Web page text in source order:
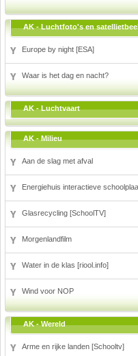
AK - Luchtfoto's en
Europe by night [ESA]
Waar is het dag en nacht?
AK - Luchtvaart
AK - Milieu
Aan de slag met afval
Energiehuis interactieve
Glasrecycling [SchoolTV]
Morgenlandfilm
Water in de klas [riool.info]
Wind voor NOP
AK - Wereld
Arme en rijke landen [Schooltv]